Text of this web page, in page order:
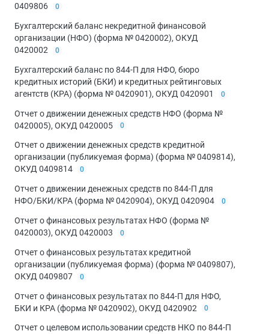
0409806
0
Бухгалтерский баланс некредитной финансовой
организации (НФО) (форма № 0420002), ОКУД
0420002
0
Бухгалтерский баланс по 844-П для НФО, бюро
кредитных историй (БКИ) и кредитных рейтинговых
агентств (КРА) (форма № 0420901), ОКУД 0420901
0
Отчет о движении денежных средств НФО (форма №
0420005), ОКУД 0420005
0
Отчет о движении денежных средств кредитной
организации (публикуемая форма) (форма № 0409814),
ОКУД 0409814
0
Отчет о движении денежных средств по 844-П для
НФО/БКИ/КРА (форма № 0420904), ОКУД 0420904
0
Отчет о финансовых результатах НФО (форма №
0420003), ОКУД 0420003
0
Отчет о финансовых результатах кредитной
организации (публикуемая форма) (форма № 0409807),
ОКУД 0409807
0
Отчет о финансовых результатах по 844-П для НФО,
БКИ и КРА (форма № 0420902), ОКУД 0420902
0
Отчет о целевом использовании средств НКО по 844-П